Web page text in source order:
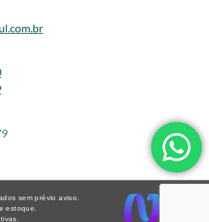
sem prévio aviso.
estoque.